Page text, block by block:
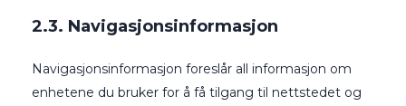
2.3. Navigasjonsinformasjon
Navigasjonsinformasjon foreslår all informasjon om
enhetene du bruker for å få tilgang til nettstedet og